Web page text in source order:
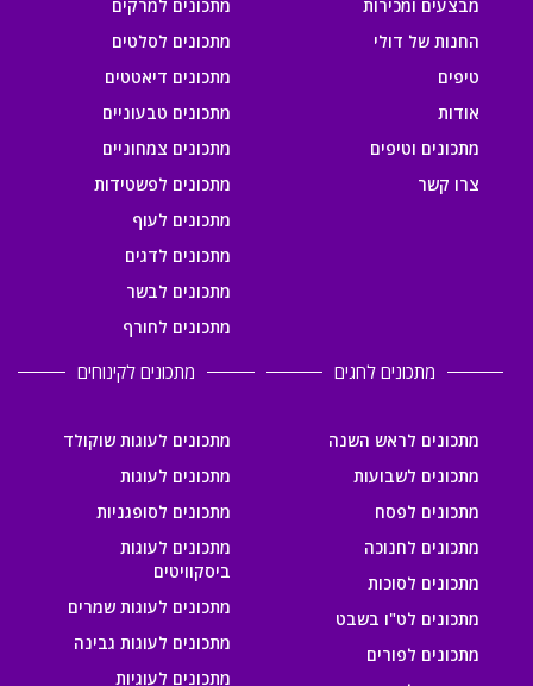
מבצעים ומכירות
החנות של דולי
טיפים
אודות
מתכונים וטיפים
צרו קשר
מתכונים למרקים
מתכונים לסלטים
מתכונים דיאטטים
מתכונים טבעוניים
מתכונים צמחוניים
מתכונים לפשטידות
מתכונים לעוף
מתכונים לדגים
מתכונים לבשר
מתכונים לחורף
מתכונים לחגים
מתכונים לראש השנה
מתכונים לשבועות
מתכונים לפסח
מתכונים לחנוכה
מתכונים לסוכות
מתכונים לט"ו בשבט
מתכונים לפורים
מתכונים לקינוחים
מתכונים לעוגות שוקולד
מתכונים לעוגות
מתכונים לסופגניות
מתכונים לעוגות
ביסקוויטים
מתכונים לעוגות שמרים
מתכונים לעוגות גבינה
מתכונים לעוגיות